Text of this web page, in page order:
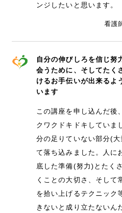
ンジしたいと思います。
看護
自分の伸びしろを信じ努
会うために、そしてたく
けるお手伝いが出来るよ
います
この講座を申し込んだ後
クワクドキドキしていま
分の足りていない部分(
て落ち込みました。人に
底した準備(努力)とたく
くことの大切さ、そして
を拾い上げるテクニック
きないと成り立たないん